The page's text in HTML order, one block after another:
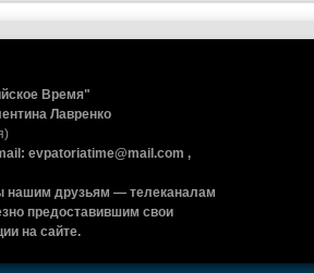
Время"
Лавренко
evpatoriatime@mail.com ,
нашим друзьям — телеканалам
предоставившим свои
на сайте.